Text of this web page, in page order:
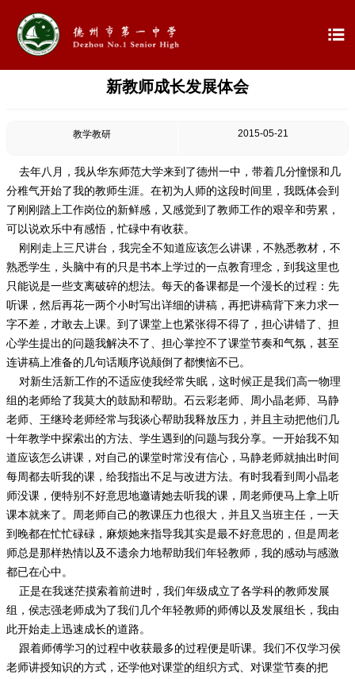

新教师成长发展体会
教学教研 2015-05-21
去年八月，我从华东师范大学来到了德州一中，带着几分憧憬和几
分稚气开始了我的教师生涯。在初为人师的这段时间里，我既体会到
了刚刚踏上工作岗位的新鲜感，又感觉到了教师工作的艰辛和劳累，
可以说欢乐中有感悟，忙碌中有收获。
刚刚走上三尺讲台，我完全不知道应该怎么讲课，不熟悉教材，不
熟悉学生，头脑中有的只是书本上学过的一点教育理念，到我这里也
只能说是一些支离破碎的想法。每天的备课都是一个漫长的过程：先
听课，然后再花一两个小时写出详细的讲稿，再把讲稿背下来力求一
字不差，才敢去上课。到了课堂上也紧张得不得了，担心讲错了、担
心学生提出的问题我解决不了、担心掌控不了课堂节奏和气氛，甚至
连讲稿上准备的几句话顺序说颠倒了都懊恼不已。
对新生活新工作的不适应使我经常失眠，这时候正是我们高一物理
组的老师给了我莫大的鼓励和帮助。石云彩老师、周小晶老师、马静
老师、王继玲老师经常与我谈心帮助我释放压力，并且主动把他们几
十年教学中探索出的方法、学生遇到的问题与我分享。一开始我不知
道应该怎么讲课，对自己的课堂时常没有信心，马静老师就抽出时间
每周都去听我的课，给我指出不足与改进方法。有时我看到周小晶老
师没课，便特别不好意思地邀请她去听我的课，周老师便马上拿上听
课本就来了。周老师自己的教课压力也很大，并且又当班主任，一天
到晚都在忙忙碌碌，麻烦她来指导我其实是最不好意思的，但是周老
师总是那样热情以及不遗余力地帮助我们年轻教师，我的感动与感激
都已在心中。
正是在我迷茫摸索着前进时，我们年级成立了各学科的教师发展
组，侯志强老师成为了我们几个年轻教师的师傅以及发展组长，我由
此开始走上迅速成长的道路。
跟着师傅学习的过程中收获最多的过程便是听课。我们不仅学习侯
老师讲授知识的方式，还学他对课堂的组织方式、对课堂节奏的把
学校概况
 信息公开
 教学教研
 最新公告
 校园新闻
 科学技术实验校